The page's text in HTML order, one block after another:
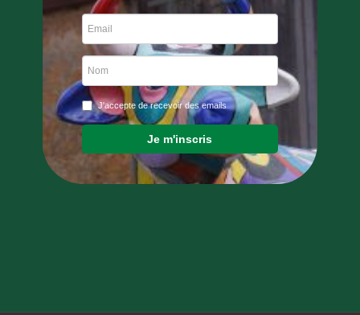
J'accepte de recevoir des emails
Je m'inscris